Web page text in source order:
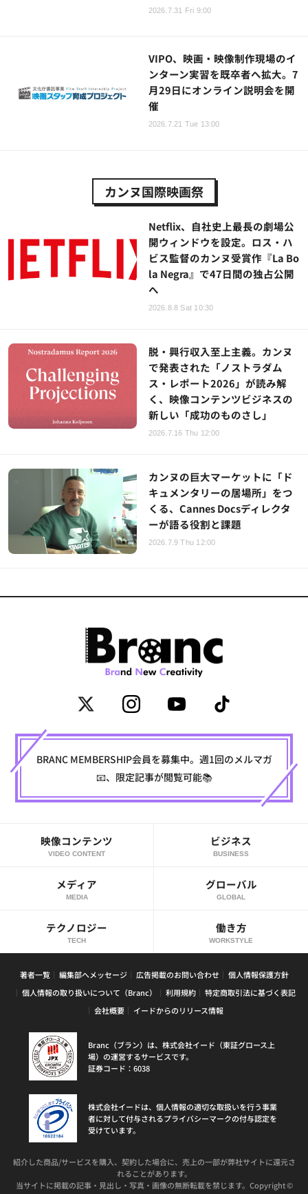
2026.7.31 Fri 9:00
VIPO、映画・映像制作現場のイ
ンターン実習を既卒者へ拡大。7
月29日にオンライン説明会を開
催
2026.7.21 Tue 13:00
カンヌ国際映画祭
Netflix、自社史上最長の劇場公
開ウィンドウを設定。ロス・ハ
ビス監督のカンヌ受賞作『La Bo
la Negra』で47日間の独占公開
へ
2026.8.8 Sat 10:30
脱・興行収入至上主義。カンヌ
で発表された「ノストラダム
ス・レポート2026」が読み解
く、映像コンテンツビジネスの
新しい「成功のものさし」
2026.7.16 Thu 12:00
カンヌの巨大マーケットに「ド
キュメンタリーの居場所」をつ
くる、Cannes Docsディレクタ
ーが語る役割と課題
2026.7.9 Thu 12:00
BRANC MEMBERSHIP会員を募集中。週1回のメルマガ
📧、限定記事が閲覧可能📚
映像コンテンツ
VIDEO CONTENT
ビジネス
BUSINESS
メディア
MEDIA
グローバル
GLOBAL
テクノロジー
TECH
働き方
WORKSTYLE
著者一覧 編集部へメッセージ 広告掲載のお問い合わせ
個人情報保護方針
個人情報の取り扱いについて（Branc）
利用規約
特定商取引法に基づく表記
会社概要
イードからのリリース情報
Branc（ブラン）は、株式会社イード（東証グロース上
場）の運営するサービスです。
証券コード：6038
株式会社イードは、個人情報の適切な取扱いを行う事業
者に対して付与されるプライバシーマークの付与認定を
受けています。
紹介した商品/サービスを購入、契約した場合に、売上の一部が弊社サイトに還元さ
れることがあります。
当サイトに掲載の記事・見出し・写真・画像の無断転載を禁じます。Copyright ©